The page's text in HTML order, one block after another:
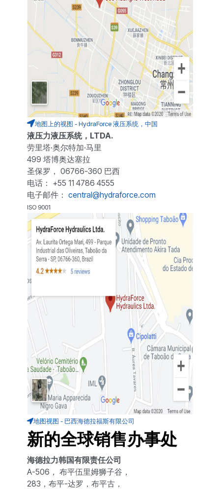
地图上的视图 - HydraForce 液压系统，中国
液压力液压系统，LTDA.
劳里塔·奥尔特加·马里
499 塔博奥达塞拉
圣保罗， 06766-360 巴西
电话： +55 11 4786 4555
电子邮件： central@hydraforce.com
ISO 9001
地图视图 - 巴西海德拉福斯有限公司
新的全球销售办事处
海德拉力韩国有限责任公司
A-506， 布平伍里姆狮子谷，
283，布平-达罗，布平古，